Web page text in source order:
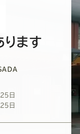
ります
日
日